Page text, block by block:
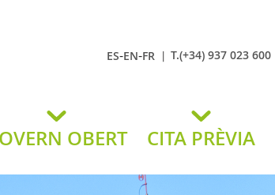
ES-EN-FR T.(+34) 937 023 600
OBERT CITA PRÈVIA